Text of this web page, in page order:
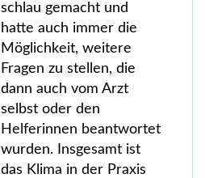
schlau gemacht und
hatte auch immer die
Möglichkeit, weitere
Fragen zu stellen, die
dann auch vom Arzt
selbst oder den
Helferinnen beantwortet
wurden. Insgesamt ist
das Klima in der Praxis